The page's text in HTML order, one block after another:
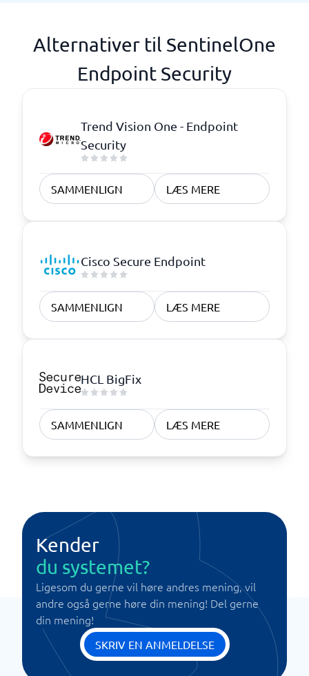
Alternativer til SentinelOne
Endpoint Security
Trend Vision One - Endpoint
Security
SAMMENLIGN LÆS MERE
Cisco Secure Endpoint
SAMMENLIGN LÆS MERE
HCL BigFix
SAMMENLIGN LÆS MERE
Kender
du systemet?
Ligesom du gerne vil høre andres mening, vil
andre også gerne høre din mening! Del gerne
din mening!
SKRIV EN ANMELDELSE